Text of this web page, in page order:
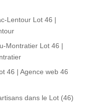
Lentour Lot 46 |
Montratier Lot 46 |
46 | Agence web 46
dans le Lot (46)